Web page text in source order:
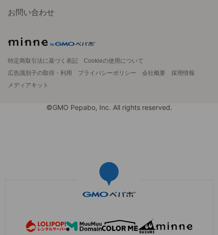
お問い合わせ
特定商取引法に基づく表記
Cookieの使用について
広告識別子の取得・利用
プライバシーポリシー 会社概要
採用情報
メディアキット
©GMO Pepabo, Inc. All rights reserved.